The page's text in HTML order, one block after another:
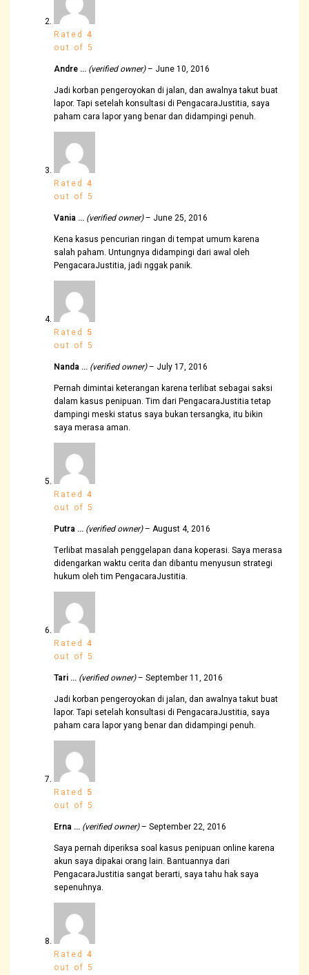
Rated4
out of 5
Andre … (verified owner)– June 10, 2016
Jadi korban pengeroyokan di jalan, dan awalnya takut buat
lapor. Tapi setelah konsultasi di PengacaraJustitia, saya
paham cara lapor yang benar dan didampingi penuh.
Rated4
out of 5
Vania … (verified owner)– June 25, 2016
Kena kasus pencurian ringan di tempat umum karena
salah paham. Untungnya didampingi dari awal oleh
PengacaraJustitia, jadi nggak panik.
Rated 5
out of 5
Nanda … (verified owner)– July 17, 2016
Pernah dimintai keterangan karena terlibat sebagai saksi
dalam kasus penipuan. Tim dari PengacaraJustitia tetap
dampingi meski status saya bukan tersangka, itu bikin
saya merasa aman.
Rated4
out of 5
Putra … (verified owner)– August 4, 2016
Terlibat masalah penggelapan dana koperasi. Saya merasa
didengarkan waktu cerita dan dibantu menyusun strategi
hukum oleh tim PengacaraJustitia.
Rated4
out of 5
Tari … (verified owner)– September 11, 2016
Jadi korban pengeroyokan di jalan, dan awalnya takut buat
lapor. Tapi setelah konsultasi di PengacaraJustitia, saya
paham cara lapor yang benar dan didampingi penuh.
Rated 5
out of 5
Erna … (verified owner)– September 22, 2016
Saya pernah diperiksa soal kasus penipuan online karena
akun saya dipakai orang lain. Bantuannya dari
PengacaraJustitia sangat berarti, saya tahu hak saya
sepenuhnya.
Rated4
out of 5